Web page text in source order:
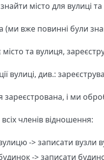
місто для вулиці
(ми вже повинні були
та вулиця,
вулиці, див.:
зареєстрована, і ми
членів відношення:
-> записати вузли
-> записати